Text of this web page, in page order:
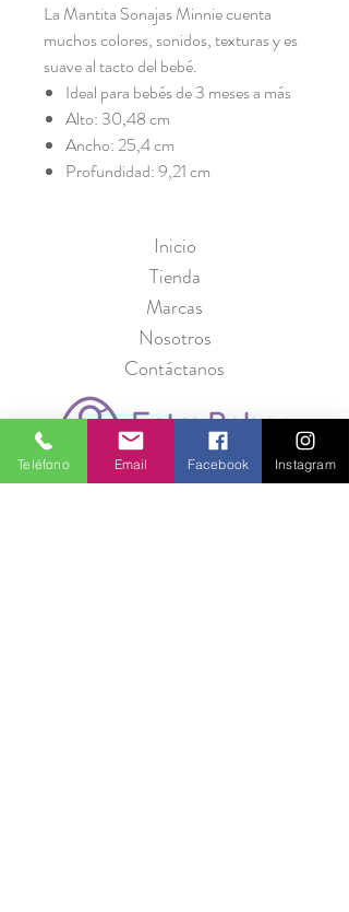
La Mantita Sonajas Minnie cuenta
muchos colores, sonidos, texturas y es
suave al tacto del bebé.
Ideal para bebés de 3 meses a más
Alto: 30,48 cm
Ancho: 25,4 cm
Profundidad: 9,21 cm
Inicio
Tienda
Marcas
Nosotros
Contáctanos
Teléfono Email Facebook Instagram